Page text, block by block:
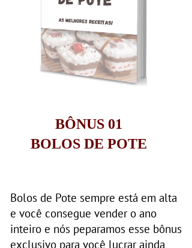
BÔNUS 01
​​​​​​​BOLOS DE POTE
Bolos de Pote sempre está em alta
e você consegue vender o ano
inteiro e nós peparamos esse bônus
exclusivo para você lucrar ainda